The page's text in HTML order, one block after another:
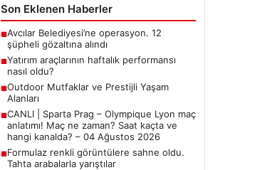
Son Eklenen Haberler
■Avcılar Belediyesi’ne operasyon. 12
şüpheli gözaltına alındı
■Yatırım araçlarının haftalık performansı
nasıl oldu?
■Outdoor Mutfaklar ve Prestijli Yaşam
Alanları
■CANLI | Sparta Prag – Olympique Lyon maç
anlatımı! Maç ne zaman? Saat kaçta ve
hangi kanalda? – 04 Ağustos 2026
■Formulaz renkli görüntülere sahne oldu.
Tahta arabalarla yarıştılar